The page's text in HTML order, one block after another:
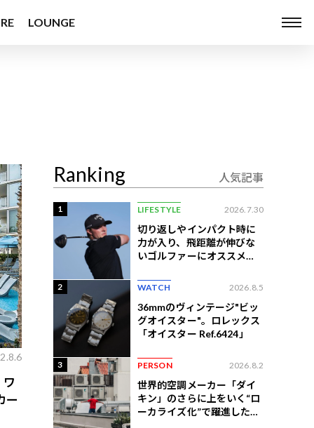
LOUNGE
ー
Ranking 人気記事
1 LIFESTYLE 2026.7.30
切り返しやインパクト時に
力が入り、飛距離が伸びな
いゴルファーにオススメの
2 WATCH 2026.8.5
36mmのヴィンテージ"ビッ
グオイスター"。ロレックス
「オイスター Ref.6424」
3 PERSON 2026.8.2
世界的空調メーカー「ダイ
キン」のさらに上をいく“ロ
ーカライズ化”で躍進したイ